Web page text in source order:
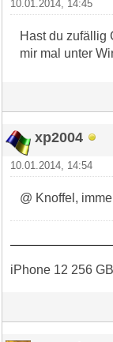
10.01.2014, 14:45
Hast du zufällig
mir mal unter
xp2004
10.01.2014, 14:54
@ Knoffel,
iPhone 12 256